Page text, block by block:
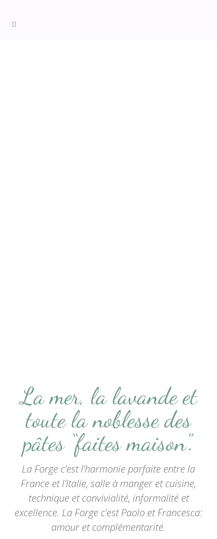
La mer, la lavande et
toute la noblesse des
pâtes “faites maison”.
La Forge c’est l’harmonie parfaite entre la
France et l’Italie, salle à manger et cuisine,
technique et convivialité, informalité et
excellence. La Forge c’est Paolo et Francesca:
amour et complémentarité.